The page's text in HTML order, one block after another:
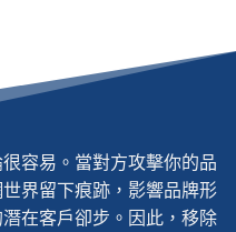
容易。當對方攻擊你的品
界留下痕跡，影響品牌形
在客戶卻步。因此，移除